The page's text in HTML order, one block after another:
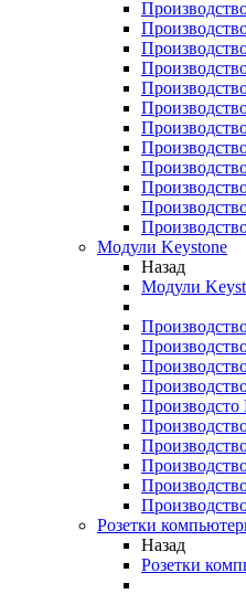
Модули Keystone
Назад
Модули
Производсто
Розетки
Назад
Розетки